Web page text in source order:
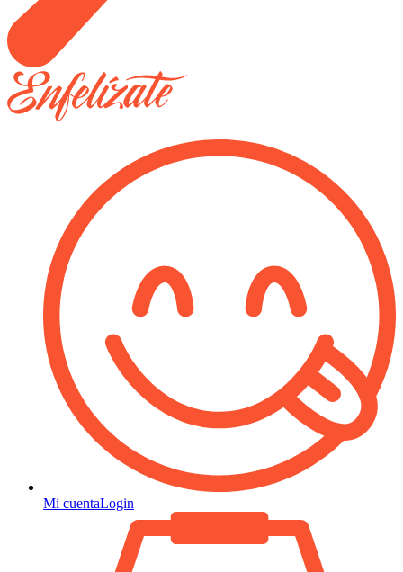
Mi cuentaLogin